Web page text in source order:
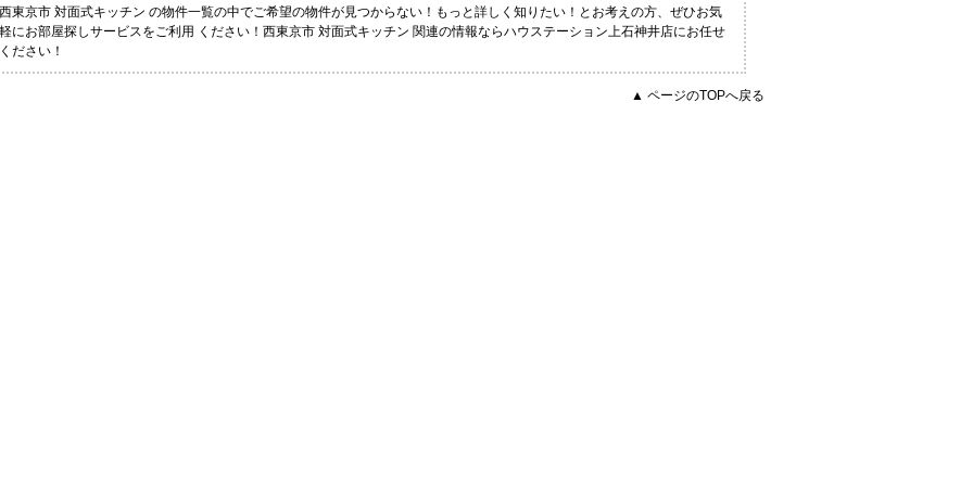
東京市 対面式キッチン の物件一覧の中でご希望の物件が見つからない！もっと詳しく知りたい！とお考えの方、ぜひお気
にお部屋探しサービスをご利用 ください！西東京市 対面式キッチン 関連の情報ならハウステーション上石神井店にお任せ
ださい！
▲ ページのTOPへ戻る